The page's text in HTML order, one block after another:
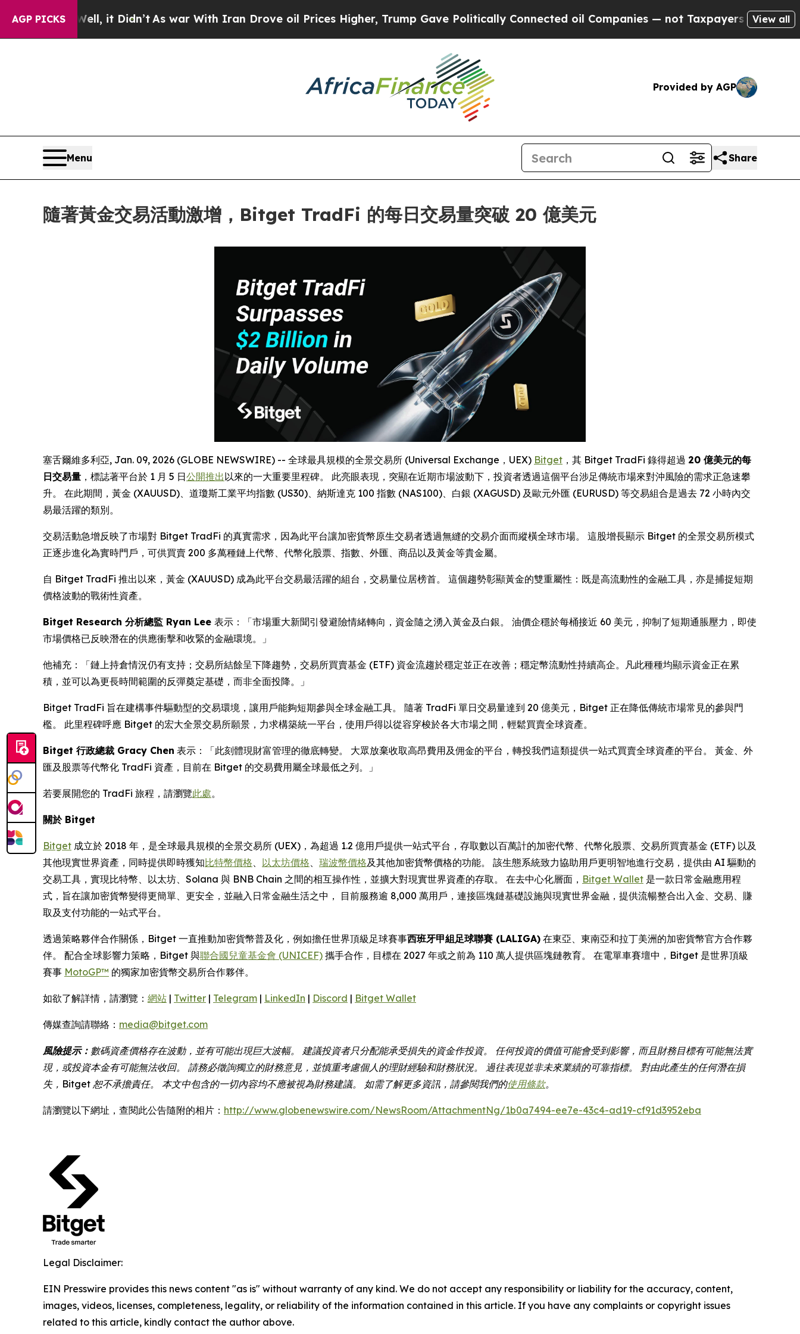
AGP PICKS
Well, it Didn’tAs war With Iran Drove oil Prices Higher, Trump Gave Politically Connected oil Companies — not Taxpayers — the Chance to
View all
Provided by AGP
Menu Share
隨著黃金交易活動激增，Bitget TradFi 的每日交易量突破 20 億美元
塞舌爾維多利亞, Jan. 09, 2026 (GLOBE NEWSWIRE) -- 全球最具規模的全景交易所 (Universal Exchange，UEX) Bitget ，其 Bitget TradFi 錄得超過 20 億美元的每
日交易量 ，標誌著平台於 1 月 5 日公開推出以來的一大重要里程碑。 此亮眼表現，突顯在近期市場波動下，投資者透過這個平台涉足傳統市場來對沖風險的需求正急速攀
升。 在此期間，黃金 (XAUUSD)、道瓊斯工業平均指數 (US30)、納斯達克 100 指數 (NAS100)、白銀 (XAGUSD) 及歐元外匯 (EURUSD) 等交易組合是過去 72 小時內交
易最活躍的類別。
交易活動急增反映了市場對 Bitget TradFi 的真實需求，因為此平台讓加密貨幣原生交易者透過無縫的交易介面而縱橫全球市場。 這股增長顯示 Bitget 的全景交易所模式
正逐步進化為實時門戶，可供買賣 200 多萬種鏈上代幣、代幣化股票、指數、外匯、商品以及黃金等貴金屬。
自 Bitget TradFi 推出以來，黃金 (XAUUSD) 成為此平台交易最活躍的組台，交易量位居榜首。 這個趨勢彰顯黃金的雙重屬性：既是高流動性的金融工具，亦是捕捉短期
價格波動的戰術性資產。
Bitget Research 分析總監 Ryan Lee 表示：「市場重大新聞引發避險情緒轉向，資金隨之湧入黃金及白銀。 油價企穩於每桶接近 60 美元，抑制了短期通脹壓力，即使
市場價格已反映潛在的供應衝擊和收緊的金融環境。」
他補充：「鏈上持倉情況仍有支持；交易所結餘呈下降趨勢，交易所買賣基金 (ETF) 資金流趨於穩定並正在改善；穩定幣流動性持續高企。凡此種種均顯示資金正在累
積，並可以為更長時間範圍的反彈奠定基礎，而非全面投降。」
Bitget TradFi 旨在建構事件驅動型的交易環境，讓用戶能夠短期參與全球金融工具。 隨著 TradFi 單日交易量達到 20 億美元，Bitget 正在降低傳統市場常見的參與門
檻。 此里程碑呼應 Bitget 的宏大全景交易所願景，力求構築統一平台，使用戶得以從容穿梭於各大市場之間，輕鬆買賣全球資產。
Bitget 行政總裁 Gracy Chen 表示：「此刻體現財富管理的徹底轉變。 大眾放棄收取高昂費用及佣金的平台，轉投我們這類提供一站式買賣全球資產的平台。 黃金、外
匯及股票等代幣化 TradFi 資產，目前在 Bitget 的交易費用屬全球最低之列。」
若要展開您的 TradFi 旅程，請瀏覽此處。
關於 Bitget
Bitget 成立於 2018 年，是全球最具規模的全景交易所 (UEX)，為超過 1.2 億用戶提供一站式平台，存取數以百萬計的加密代幣、代幣化股票、交易所買賣基金 (ETF) 以及
其他現實世界資產，同時提供即時獲知比特幣價格 以太坊價格 瑞波幣價格及其他加密貨幣價格的功能。 該生態系統致力協助用戶更明智地進行交易，提供由 AI 驅動的
交易工具，實現比特幣、以太坊、Solana 與 BNB Chain 之間的相互操作性，並擴大對現實世界資產的存取。 在去中心化層面， Bitget Wallet 是一款日常金融應用程
式，旨在讓加密貨幣變得更簡單、更安全，並融入日常金融生活之中， 目前服務逾 8,000 萬用戶，連接區塊鏈基礎設施與現實世界金融，提供流暢整合出入金、交易、賺
取及支付功能的一站式平台。
透過策略夥伴合作關係，Bitget 一直推動加密貨幣普及化，例如擔任世界頂級足球賽事西班牙甲組足球聯賽 (LALIGA) 在東亞、東南亞和拉丁美洲的加密貨幣官方合作夥
伴。 配合全球影響力策略，Bitget 與聯合國兒童基金會 (UNICEF) 攜手合作，目標在 2027 年或之前為 110 萬人提供區塊鏈教育。 在電單車賽壇中，Bitget 是世界頂級
賽事 MotoGP™ 的獨家加密貨幣交易所合作夥伴。
如欲了解詳情，請瀏覽： 網站 | Twitter | Telegram | LinkedIn | Discord | Bitget Wallet
傳媒查詢請聯絡： media@bitget.com
風險提示： 數碼資產價格存在波動，並有可能出現巨大波幅。 建議投資者只分配能承受損失的資金作投資。 任何投資的價值可能會受到影響，而且財務目標有可能無法實
現，或投資本金有可能無法收回。 請務必徵詢獨立的財務意見，並慎重考慮個人的理財經驗和財務狀況。 過往表現並非未來業績的可靠指標。 對由此產生的任何潛在損
失，Bitget 恕不承擔責任。 本文中包含的一切內容均不應被視為財務建議。 如需了解更多資訊，請參閱我們的使用條款。
請瀏覽以下網址，查閱此公告隨附的相片： http://www.globenewswire.com/NewsRoom/AttachmentNg/1b0a7494-ee7e-43c4-ad19-cf91d3952eba
Legal Disclaimer:
EIN Presswire provides this news content "as is" without warranty of any kind. We do not accept any responsibility or liability for the accuracy, content,
images, videos, licenses, completeness, legality, or reliability of the information contained in this article. If you have any complaints or copyright issues
related to this article, kindly contact the author above.